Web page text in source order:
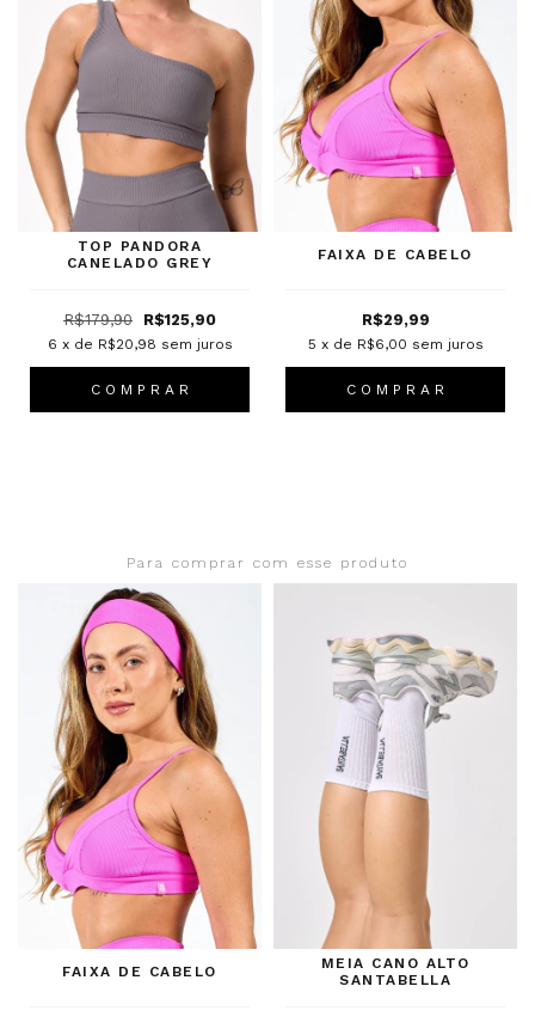
TOP PANDORA
CANELADO GREY
R$179,90 R$125,90
6 x de R$20,98 sem juros
C O M P R A R
FAIXA DE CABELO
R$29,99
5 x de R$6,00 sem juros
C O M P R A R
Para comprar com esse produto
FAIXA DE CABELO
MEIA CANO ALTO
SANTABELLA